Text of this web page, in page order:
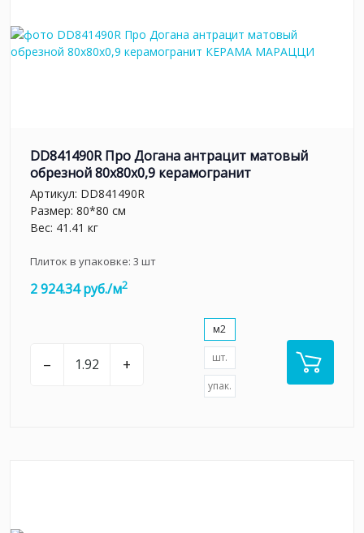
DD841490R Про Догана антрацит матовый
обрезной 80x80x0,9 керамогранит
Артикул: DD841490R
Размер: 80*80 см
Вес: 41.41 кг
Плиток в упаковке: 3 шт
2 924.34 руб./м2
– +
м2
шт.
упак.